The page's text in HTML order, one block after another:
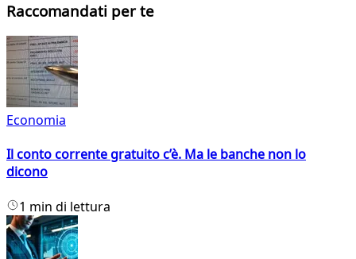
Raccomandati per te
Economia
Il conto corrente gratuito c’è. Ma le banche non lo
dicono
1 min di lettura